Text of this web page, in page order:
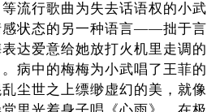
等流行歌曲为失去话语权的小武
感状态的另一种语言——拙于言
达爱意给她放打火机里走调的
病中的梅梅为小武唱了王菲的
乱尘世之上缥缈虚幻的美，就像